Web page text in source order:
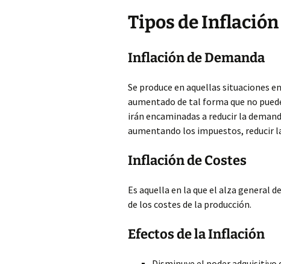
Tipos de Inflación
Inflación de Demanda
Se produce en aquellas situaciones
aumentado de tal forma que no
irán encaminadas a reducir la
aumentando los impuestos, reducir
Inflación de Costes
Es aquella en la que el alza general
de los costes de la producción.
Efectos de la Inflación